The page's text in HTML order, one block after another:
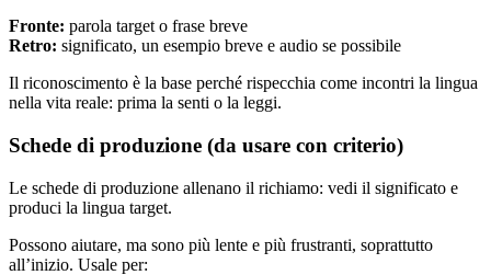
Fronte: parola target o frase breve
Retro: significato, un esempio breve e audio se possibile
Il riconoscimento è la base perché rispecchia come incontri la lingua
nella vita reale: prima la senti o la leggi.
Schede di produzione (da usare con criterio)
Le schede di produzione allenano il richiamo: vedi il significato e
produci la lingua target.
Possono aiutare, ma sono più lente e più frustranti, soprattutto
all’inizio. Usale per: